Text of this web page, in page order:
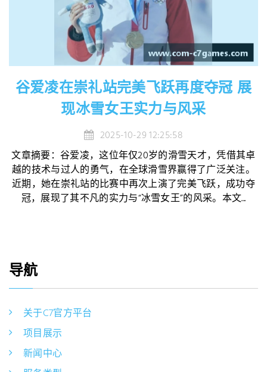
谷爱凌在崇礼站完美飞跃再度夺冠 展
现冰雪女王实力与风采
2025-10-29 12:25:58
文章摘要：谷爱凌，这位年仅20岁的滑雪天才，凭借其卓
越的技术与过人的勇气，在全球滑雪界赢得了广泛关注。
近期，她在崇礼站的比赛中再次上演了完美飞跃，成功夺
冠，展现了其不凡的实力与“冰雪女王”的风采。本文...
导航
关于C7官方平台
项目展示
新闻中心